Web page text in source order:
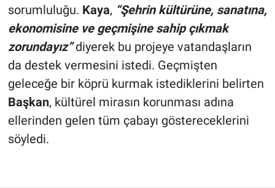
sorumluluğu. Kaya, “Şehrin kültürüne, sanatına,
ekonomisine ve geçmişine sahip çıkmak
zorundayız”diyerek bu projeye vatandaşların
da destek vermesini istedi. Geçmişten
geleceğe bir köprü kurmak istediklerini belirten
Başkan, kültürel mirasın korunması adına
ellerinden gelen tüm çabayı göstereceklerini
söyledi.